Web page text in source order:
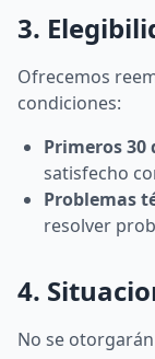
3.
Ofrecemos
condiciones:
Primeros 30
satisfecho
Problemas
resolver
4.
No se